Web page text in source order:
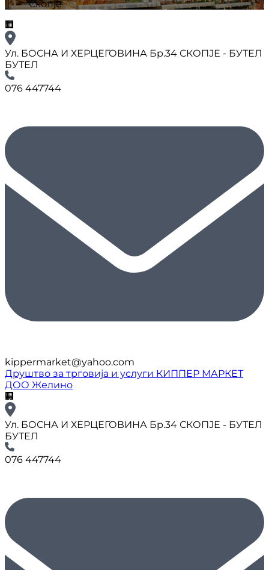
Скопје
🏢
Ул. БОСНА И ХЕРЦЕГОВИНА Бр.34 СКОПЈЕ - БУТЕЛ
БУТЕЛ
076 447744
kippermarket@yahoo.com
Друштво за трговија и услуги КИППЕР МАРКЕТ
ДОО Желино
🏢
Ул. БОСНА И ХЕРЦЕГОВИНА Бр.34 СКОПЈЕ - БУТЕЛ
БУТЕЛ
076 447744